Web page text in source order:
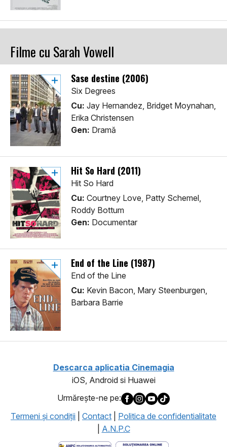
Filme cu Sarah Vowell
Sase destine (2006)
Six Degrees
Cu: Jay Hernandez, Bridget Moynahan,
Erika Christensen
Gen: Dramă
Hit So Hard (2011)
Hit So Hard
Cu: Courtney Love, Patty Schemel,
Roddy Bottum
Gen: Documentar
End of the Line (1987)
End of the Line
Cu: Kevin Bacon, Mary Steenburgen,
Barbara Barrie
Descarca aplicatia Cinemagia
iOS, Android si Huawei
Urmăreşte-ne pe:
Termeni şi condiţii
Contact
Politica de confidentialitate
A.N.P.C